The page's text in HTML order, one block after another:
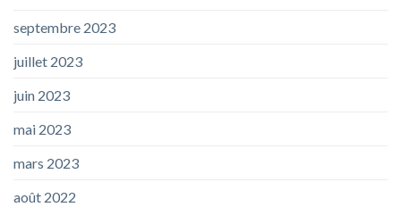
septembre 2023
juillet 2023
juin 2023
mai 2023
mars 2023
août 2022